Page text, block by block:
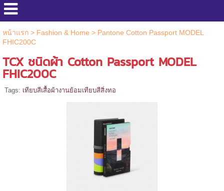
หน้าแรก> Fashion & Home > Pantone Cotton Passport MODEL
FHIC200C
TCX ชนิดผ้า Cotton Passport MODEL
FHIC200C
Tags: เทียบสีเสื้อผ้างานย้อมเทียบสีสิ่งทอ